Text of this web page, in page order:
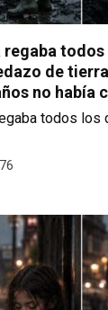
regaba todos
de
no había
todos
76